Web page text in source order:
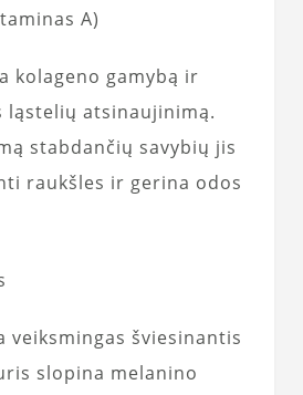
A)
kolageno gamybą ir
ląstelių atsinaujinimą.
stabdančių savybių jis
raukšles ir gerina odos
veiksmingas šviesinantis
slopina melanino